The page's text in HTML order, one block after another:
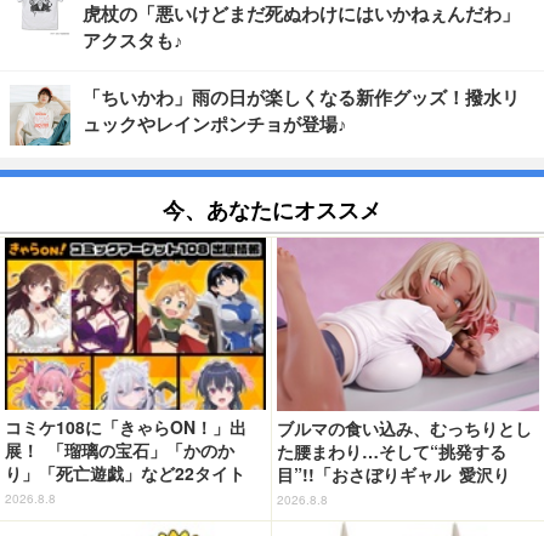
虎杖の「悪いけどまだ死ぬわけにはいかねぇんだわ」
アクスタも♪
「ちいかわ」雨の日が楽しくなる新作グッズ！撥水リ
ュックやレインポンチョが登場♪
今、あなたにオススメ
コミケ108に「きゃらON！」出
展！ 「瑠璃の宝石」「かのか
り」「死亡遊戯」など22タイト
ル・350種以上のグッズ販売
2026.8.8
ブルマの食い込み、むっちりとし
た腰まわり…そして“挑発する
目”!!「おさぼりギャル 愛沢り
さ」フィギュアで新登場
2026.8.8